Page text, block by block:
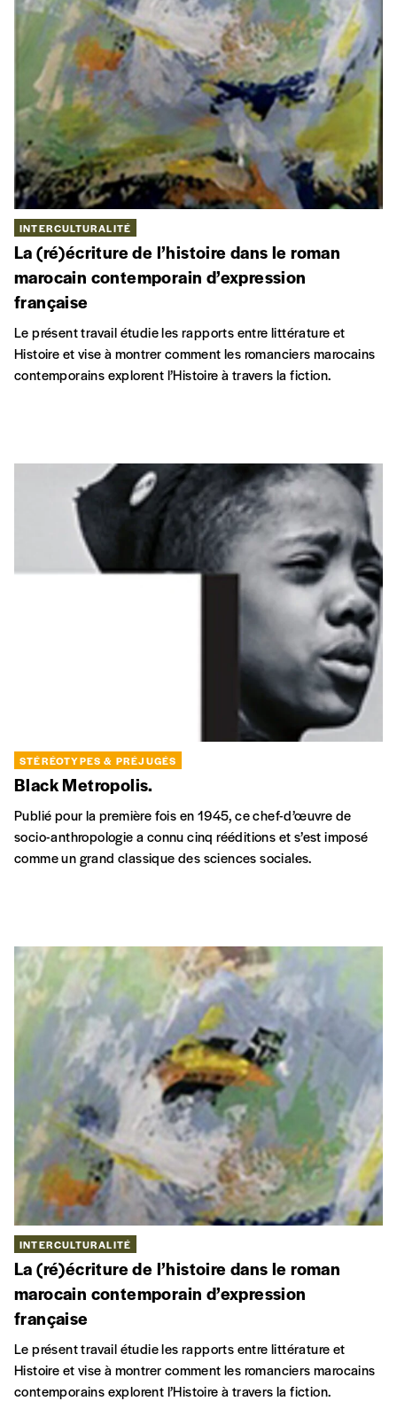
INTERCULTURALITÉ
La (ré)écriture de l’histoire dans le roman
marocain contemporain d’expression
française
Le présent travail étudie les rapports entre littérature et
Histoire et vise à montrer comment les romanciers marocains
contemporains explorent l’Histoire à travers la fiction.
STÉRÉOTYPES & PRÉJUGÉS
Black Metropolis.
Publié pour la première fois en 1945, ce chef-d’œuvre de
socio-anthropologie a connu cinq rééditions et s’est imposé
comme un grand classique des sciences sociales.
INTERCULTURALITÉ
La (ré)écriture de l’histoire dans le roman
marocain contemporain d’expression
française
Le présent travail étudie les rapports entre littérature et
Histoire et vise à montrer comment les romanciers marocains
contemporains explorent l’Histoire à travers la fiction.